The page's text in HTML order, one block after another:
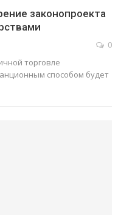
законопроекта
0
торговле
способом будет